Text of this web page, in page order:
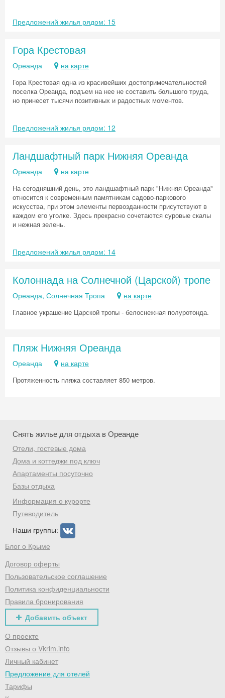
Предложений жилья рядом: 15
Гора Крестовая
Ореанда на карте
Гора Крестовая одна из красивейших достопримечательностей
поселка Ореанда, подъем на нее не составить большого труда,
но принесет тысячи позитивных и радостных моментов.
Предложений жилья рядом: 12
Ландшафтный парк Нижняя Ореанда
Ореанда на карте
На сегодняшний день, это ландшафтный парк "Нижняя Ореанда"
относится к современным памятникам садово-паркового
искусства, при этом элементы первозданности присутствуют в
каждом его уголке. Здесь прекрасно сочетаются суровые скалы
и нежная зелень.
Предложений жилья рядом: 14
Колоннада на Солнечной (Царской) тропе
Ореанда, Солнечная Тропа на карте
Главное украшение Царской тропы - белоснежная полуротонда.
Пляж Нижняя Ореанда
Ореанда на карте
Протяженность пляжа составляет 850 метров.
Снять жилье для отдыха в Ореанде
Отели, гостевые дома
Дома и коттеджи под ключ
Апартаменты посуточно
Базы отдыха
Информация о курорте
Путеводитель
Наши группы:
Блог о Крыме
Договор оферты
Пользовательское соглашение
Политика конфиденциальности
Правила бронирования
Добавить объект
О проекте
Отзывы о Vkrim.info
Личный кабинет
Предложение для отелей
Тарифы
Хочешь дешевле? Оставь почту и получи
Получить промокод